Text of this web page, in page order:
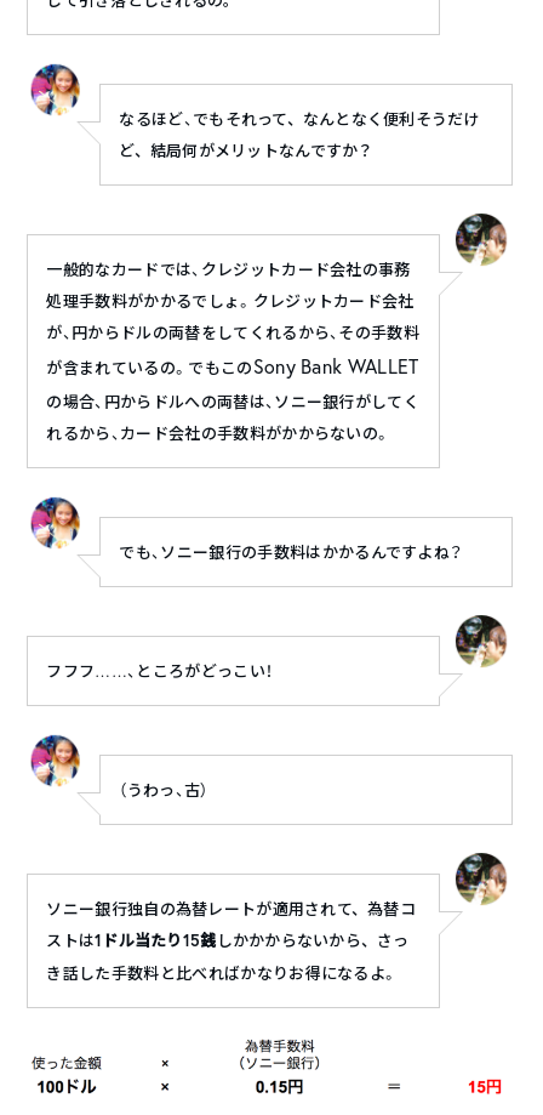
なるほど、 でもそれって、なんとなく便利そうだけ
ど、結局何がメリットなんですか？
一般的なカードでは、クレジットカード会社の事務
処理手数料がかかるでしょ。クレジットカード会社
が、円からドルの両替をしてくれるから、その手数料
が含まれているの。でもこのSony Bank WALLET
の場合、円からドルへの両替は、ソニー銀行がしてく
れるから、カード会社の手数料がかからないの。
でも、ソニー銀行の手数料はかかるんですよね？
フフフ……、ところがどっこい！
（うわっ、古）
ソニー銀行独自の為替レートが適用されて、為替コ
ストは1 ドル当たり15銭 しかかからないから、 さっ
き話した手数料と比べればかなりお得になるよ。